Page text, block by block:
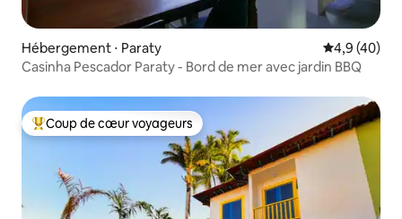
Hébergement ⋅ Paraty Évaluation
4,9 (40)
Casinha Pescador Paraty - Bord de mer avec jardin BBQ
Coups de cœur voyageurs les plus appréciés
Coup de cœur voyageurs